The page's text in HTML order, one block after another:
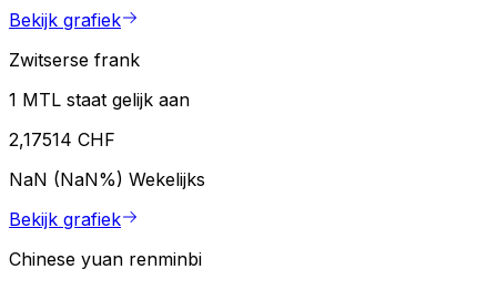
Bekijk grafiek
Zwitserse frank
1 MTL staat gelijk aan
2,17514 CHF
NaN (NaN%) Wekelijks
Bekijk grafiek
Chinese yuan renminbi